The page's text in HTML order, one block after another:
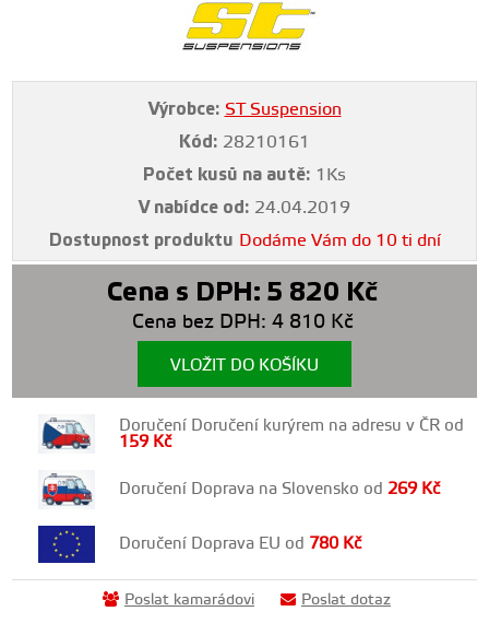
Výrobce: ST Suspension
Kód: 28210161
Počet kusů na autě: 1Ks
V nabídce od: 24.04.2019
Dostupnost produktu Dodáme Vám do 10 ti dní
Cena s DPH: 5 820 Kč
Cena bez DPH: 4 810 Kč
VLOŽIT DO KOŠÍKU
Doručení Doručení kurýrem na adresu v ČR od
159 Kč
Doručení Doprava na Slovensko od269 Kč
Doručení Doprava EU od 780 Kč
Poslat kamarádovi Poslat dotaz